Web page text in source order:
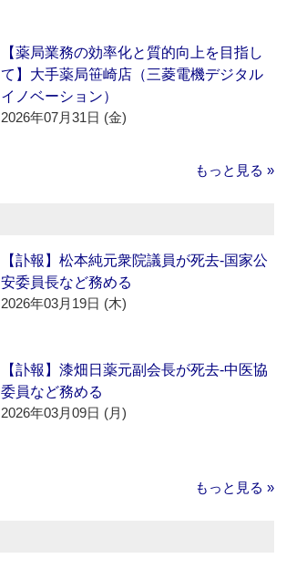
【薬局業務の効率化と質的向上を目指し
て】大手薬局笹崎店（三菱電機デジタル
イノベーション）
2026年07月31日 (金)
もっと見る »
【訃報】松本純元衆院議員が死去‐国家公
安委員長など務める
2026年03月19日 (木)
【訃報】漆畑日薬元副会長が死去‐中医協
委員など務める
2026年03月09日 (月)
もっと見る »